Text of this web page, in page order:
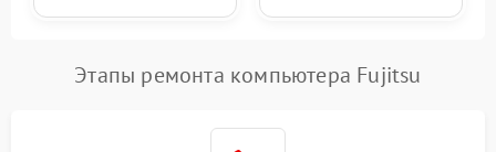
Этапы ремонта компьютера Fujitsu